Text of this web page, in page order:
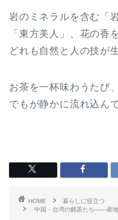
岩のミネラルを含む「
「東方美人」、花の
どれも自然と人の技が
お茶を一杯味わうたび
でもが静かに流れ込ん
HOME
暮らしに役立つ
中国・台湾の銘茶たち――産地